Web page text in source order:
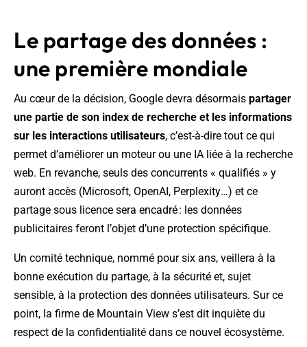
Le partage des données :
une première mondiale
Au cœur de la décision, Google devra désormais partager
une partie de son index de recherche et les informations
sur les interactions utilisateurs, c’est-à-dire tout ce qui
permet d’améliorer un moteur ou une IA liée à la recherche
web. En revanche, seuls des concurrents « qualifiés » y
auront accès (Microsoft, OpenAI, Perplexity…) et ce
partage sous licence sera encadré : les données
publicitaires feront l’objet d’une protection spécifique.
Un comité technique, nommé pour six ans, veillera à la
bonne exécution du partage, à la sécurité et, sujet
sensible, à la protection des données utilisateurs. Sur ce
point, la firme de Mountain View s’est dit inquiète du
respect de la confidentialité dans ce nouvel écosystème.